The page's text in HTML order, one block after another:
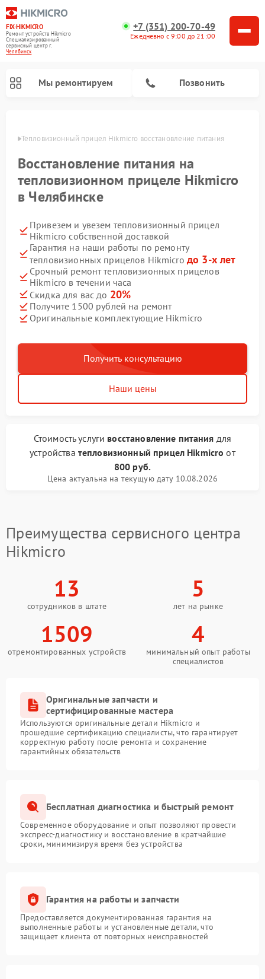
FIX-HIKMICRO
Ремонт устройств Hikmicro
Специализированный
cервисный центр г.
Челябинск
+7 (351) 200-70-49
Ежедневно с 9:00 до 21:00
Мы ремонтируем Позвонить
Тепловизионный прицел Hikmicro восстановление питания
Восстановление питания на
тепловизионном прицеле Hikmicro
в Челябинске
Привезем и увезем тепловизионный прицел
Hikmicro собственной доставкой
Гарантия на наши работы по ремонту
тепловизионных прицелов Hikmicro до 3-х лет
Срочный ремонт тепловизионных прицелов
Hikmicro в течении часа
Скидка для вас до 20%
Получите 1500 рублей на ремонт
Оригинальные комплектующие Hikmicro
Получить консультацию
Наши цены
Стоимость услуги восстановление питания для
устройства тепловизионный прицел Hikmicro от
800 руб.
Цена актуальна на текущую дату 10.08.2026
Преимущества сервисного центра
Hikmicro
13
сотрудников в штате
5
лет на рынке
1509
отремонтированных устройств
4
минимальный опыт работы
специалистов
Оригинальные запчасти и
сертифицированные мастера
Используются оригинальные детали Hikmicro и
прошедшие сертификацию специалисты, что гарантирует
корректную работу после ремонта и сохранение
гарантийных обязательств
Бесплатная диагностика и быстрый ремонт
Современное оборудование и опыт позволяют провести
экспресс-диагностику и восстановление в кратчайшие
сроки, минимизируя время без устройства
Гарантия на работы и запчасти
Предоставляется документированная гарантия на
выполненные работы и установленные детали, что
защищает клиента от повторных неисправностей